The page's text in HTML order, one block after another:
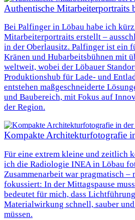
Authentische Mitarbeiterportraits
Bei Palfinger in Löbau habe ich
Mitarbeiterportraits erstellt –
in der Oberlausitz. Palfinger ist ein
Kränen und Hubarbeitsbühnen mit
weltweit, wobei der Löbauer
Produktionshub für Lade- und
entstehen maßgeschneiderte
und Baubereich, mit Fokus auf
der Region.
Kompakte Architekturfotografie
Für eine extrem kleine und zeitlich
ich die Radiologie INEA in Löbau
Zusammenarbeit war pragmatisch
fokussiert: In der Mittagspause
bedeutet für mich, dass
Materialwirkung schnell, sauber
müssen.